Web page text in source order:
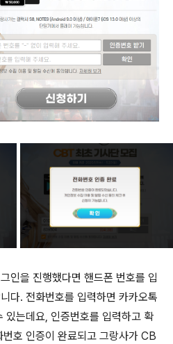
인을 진행했다면 핸드폰 번호를 입
다. 전화번호를 입력하면 카카오톡
있는데요, 인증번호를 입력하고 확
호 인증이 완료되고 그랑사가 CB